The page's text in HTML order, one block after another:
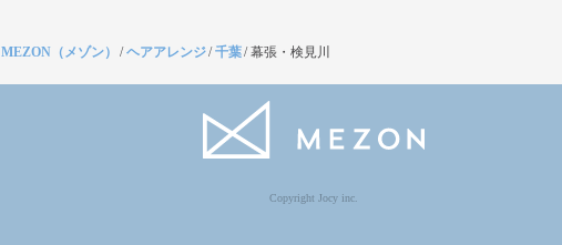
MEZON（メゾン） /ヘアアレンジ/千葉/幕張・検見川
Copyright Jocy inc.